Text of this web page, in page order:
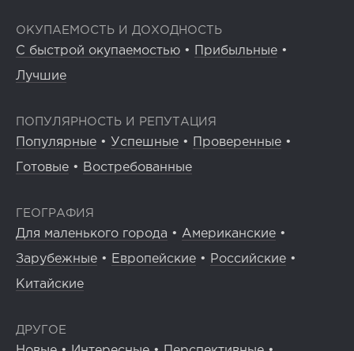
ОКУПАЕМОСТЬ И ДОХОДНОСТЬ
С быстрой окупаемостью • Прибыльные •
Лучшие
ПОПУЛЯРНОСТЬ И РЕПУТАЦИЯ
Популярные • Успешные • Проверенные •
Готовые • Востребованные
ГЕОГРАФИЯ
Для маленького города • Американские •
Зарубежные • Европейские • Российские •
Китайские
ДРУГОЕ